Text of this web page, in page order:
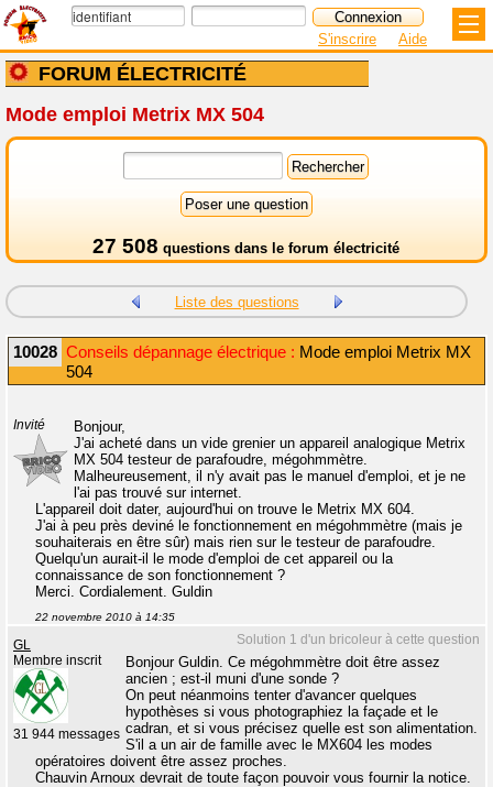
FORUM ÉLECTRICITÉ
S'inscrire Aide
Mode emploi Metrix MX 504
27 508 questions dans le forum électricité
Liste des questions
10028 Conseils dépannage électrique : Mode emploi Metrix MX
504
Invité
Bonjour,
J'ai acheté dans un vide grenier un appareil analogique Metrix
MX 504 testeur de parafoudre, mégohmmètre.
Malheureusement, il n'y avait pas le manuel d'emploi, et je ne
l'ai pas trouvé sur internet.
L'appareil doit dater, aujourd'hui on trouve le Metrix MX 604.
J'ai à peu près deviné le fonctionnement en mégohmmètre (mais je
souhaiterais en être sûr) mais rien sur le testeur de parafoudre.
Quelqu'un aurait-il le mode d'emploi de cet appareil ou la
connaissance de son fonctionnement ?
Merci. Cordialement. Guldin
22 novembre 2010 à 14:35
Solution 1 d'un bricoleur à cette question
GL
Membre inscrit
31 944 messages
Bonjour Guldin. Ce mégohmmètre doit être assez
ancien ; est-il muni d'une sonde ?
On peut néanmoins tenter d'avancer quelques
hypothèses si vous photographiez la façade et le
cadran, et si vous précisez quelle est son alimentation.
S'il a un air de famille avec le MX604 les modes
opératoires doivent être assez proches.
Chauvin Arnoux devrait de toute façon pouvoir vous fournir la notice.